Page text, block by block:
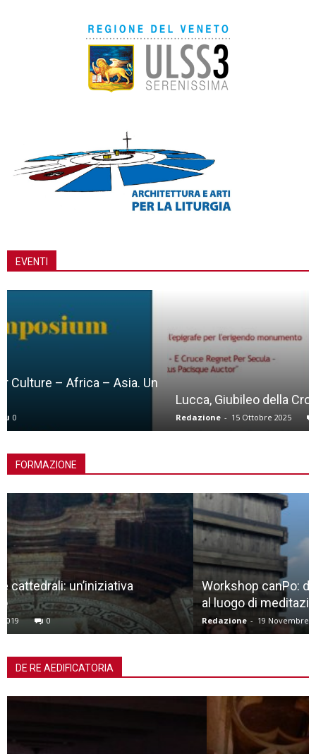
EVENTI
Redazione
FORMAZIONE
Workshop canPo: dalla natura allo spazio liminale,
al luogo di meditazione
Redazione 19 Novembre 2018
DE RE AEDIFICATORIA